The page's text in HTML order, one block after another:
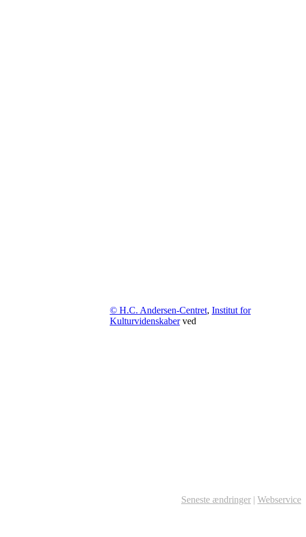
© H.C. Andersen-Centret, Institut for
Kulturvidenskaberved
Seneste ændringer | Webservice